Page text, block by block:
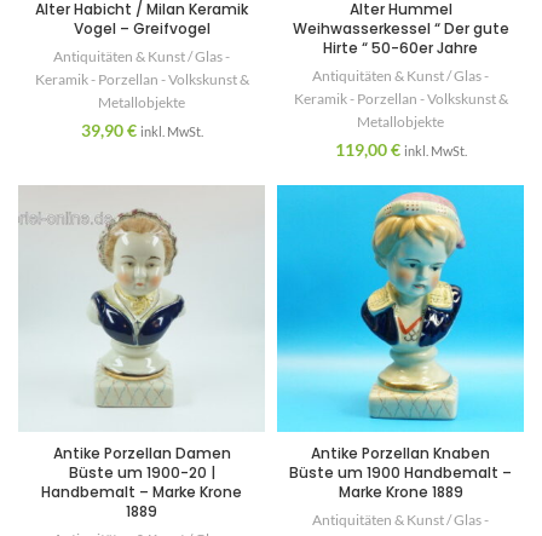
Alter Habicht / Milan Keramik
Vogel – Greifvogel
Antiquitäten & Kunst / Glas -
Keramik - Porzellan - Volkskunst &
Metallobjekte
39,90€ inkl. MwSt.
Alter Hummel
Weihwasserkessel “ Der gute
Hirte “ 50-60er Jahre
Antiquitäten & Kunst / Glas -
Keramik - Porzellan - Volkskunst &
Metallobjekte
119,00€ inkl. MwSt.
Antike Porzellan Damen
Büste um 1900-20 |
Handbemalt – Marke Krone
1889
Antike Porzellan Knaben
Büste um 1900 Handbemalt –
Marke Krone 1889
Antiquitäten & Kunst / Glas -